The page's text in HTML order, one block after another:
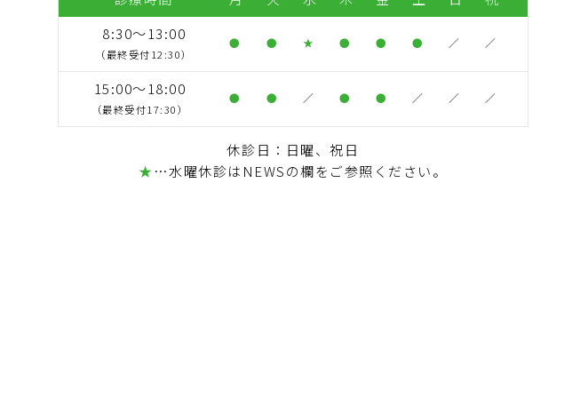
8:30～13:00
（最終受付12:30）
● ● ★ ● ● ● ／ ／
15:00～18:00
（最終受付17:30）
● ● ／ ● ● ／ ／ ／
休診日：日曜、祝日
★ …水曜休診はNEWSの欄をご参照ください。